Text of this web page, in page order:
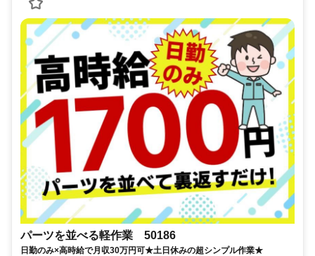
パーツを並べる軽作業 50186
日勤のみ×高時給で月収30万円可★土日休みの超シンプル作業★